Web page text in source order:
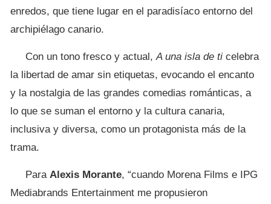
enredos, que tiene lugar en el paradisíaco entorno del
archipiélago canario.
Con un tono fresco y actual, A una isla de ti celebra
la libertad de amar sin etiquetas, evocando el encanto
y la nostalgia de las grandes comedias románticas, a
lo que se suman el entorno y la cultura canaria,
inclusiva y diversa, como un protagonista más de la
trama.
Para Alexis Morante, “cuando Morena Films e IPG
Mediabrands Entertainment me propusieron